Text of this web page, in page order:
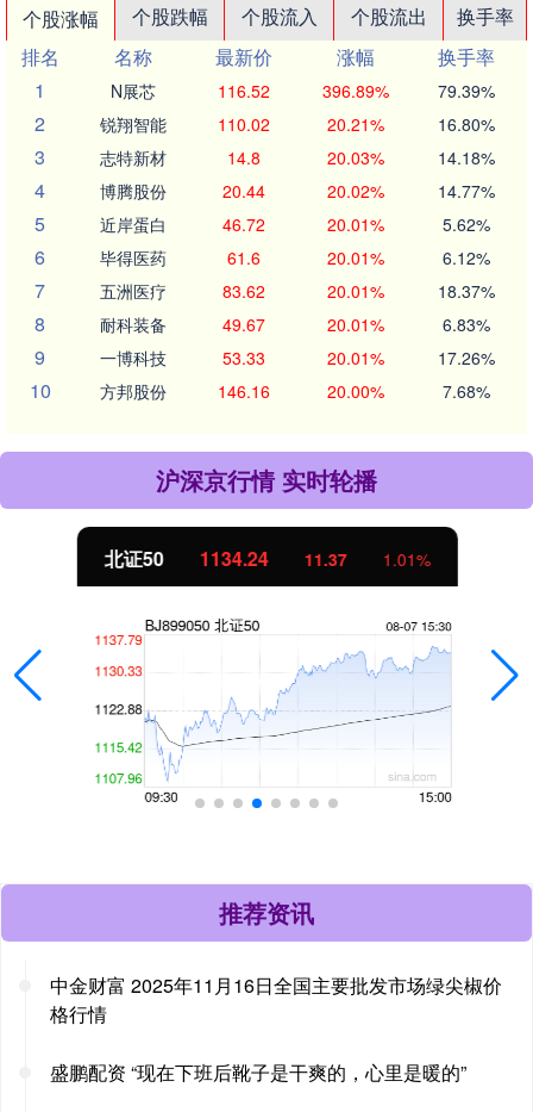
个股涨幅 个股跌幅 个股流入 个股流出
换手率
排名
名称 最新价 涨幅
换手率
1
N展芯 116.52 396.89% 79.39%
2 锐翔智能 110.02 20.21% 16.80%
3 志特新材 14.8 20.03% 14.18%
4 博腾股份 20.44 20.02% 14.77%
5 近岸蛋白 46.72 20.01% 5.62%
6 毕得医药 61.6 20.01% 6.12%
7 五洲医疗 83.62 20.01% 18.37%
8 耐科装备 49.67 20.01% 6.83%
9 一博科技 53.33 20.01% 17.26%
10 方邦股份 146.16 20.00% 7.68%
沪深京行情 实时轮播
北证50 1134.24 11.37 1.01%
推荐资讯
中金财富 2025年11月16日全国主要批发市场绿尖椒价
格行情
盛鹏配资 “现在下班后靴子是干爽的，心里是暖的”